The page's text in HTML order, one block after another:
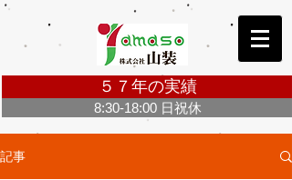
５７年の実績
8:30-18:00 日祝休
記事